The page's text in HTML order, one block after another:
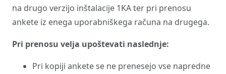
na drugo verzijo inštalacije 1KA ter pri prenosu
ankete iz enega uporabniškega računa na drugega.
Pri prenosu velja upoštevati naslednje:
Pri kopiji ankete se ne prenesejo vse napredne